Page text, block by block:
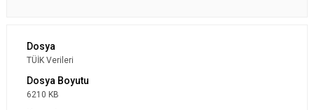
TÜİK Verileri
6210 KB